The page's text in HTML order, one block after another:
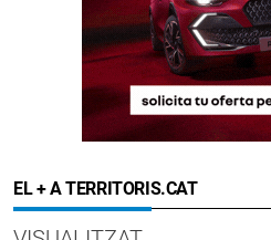
EL + A TERRITORIS.CAT